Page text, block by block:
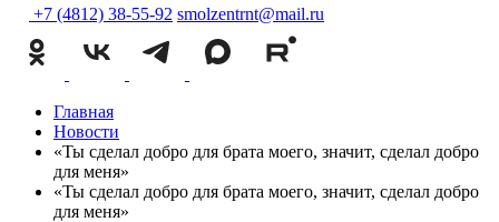
+7 (4812) 38-55-92 smolzentrnt@mail.ru
Главная
Новости
«Ты сделал добро для брата моего, значит, сделал добро
для меня»
«Ты сделал добро для брата моего, значит, сделал добро
для меня»